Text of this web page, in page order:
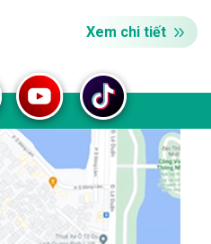
và hiệu quả. Việc kết hợp
Xem chi tiết